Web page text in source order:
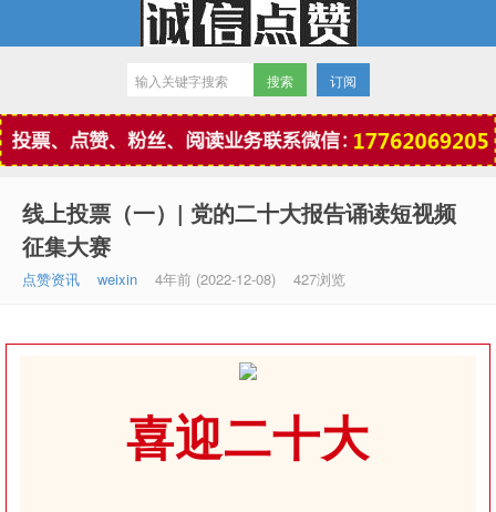
微信点赞
订阅
线上投票（一）| 党的二十大报告诵读短视频
征集大赛
点赞资讯 weixin 4年前 (2022-12-08) 427浏览
喜迎二十大